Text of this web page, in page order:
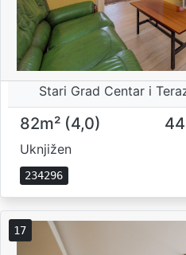
Stari Grad Centar i
82m² (4,0)
Uknjižen
234296
17